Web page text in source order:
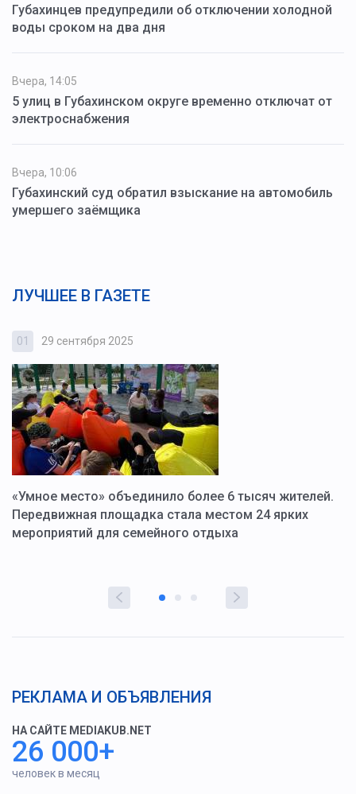
Губахинцев предупредили об отключении холодной
воды сроком на два дня
Вчера, 14:05
5 улиц в Губахинском округе временно отключат от
электроснабжения
Вчера, 10:06
Губахинский суд обратил взыскание на автомобиль
умершего заёмщика
ЛУЧШЕЕ В ГАЗЕТЕ
01 29 сентября 2025
«Умное место» объединило более 6 тысяч жителей.
Передвижная площадка стала местом 24 ярких
мероприятий для семейного отдыха
РЕКЛАМА И ОБЪЯВЛЕНИЯ
НА САЙТЕ MEDIAKUB.NET
26 000+
человек в месяц